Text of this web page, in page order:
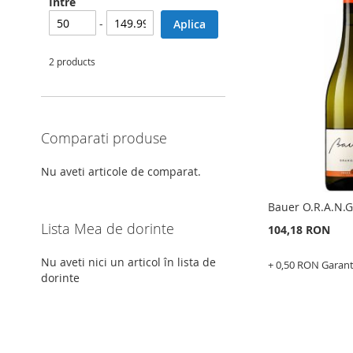
Bauer
104,18 RON
+ 0,50 RON
-
Aplica
2 products
Comparati produse
Nu aveti articole de comparat.
Lista Mea de dorinte
Nu aveti nici un articol în lista de
dorinte